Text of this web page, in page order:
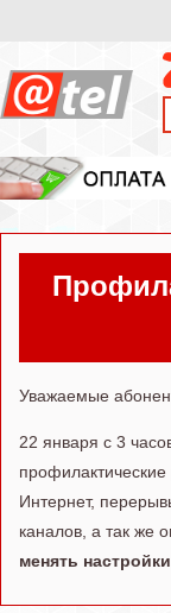
Уважаемые
22 января с 3
Интернет,
каналов, а так же
менять